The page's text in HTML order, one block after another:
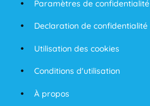
Paramètres de confidentialité
Declaration de confidentialité
Utilisation des cookies
Conditions d'utilisation
À propos